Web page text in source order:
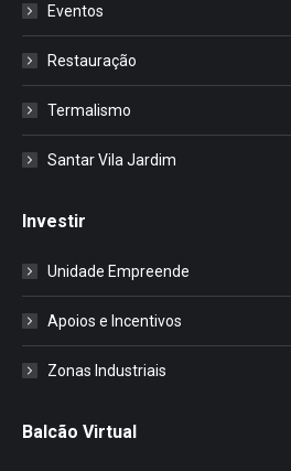
Eventos
Restauração
Termalismo
Santar Vila Jardim
Investir
Unidade Empreende
Apoios e Incentivos
Zonas Industriais
Balcão Virtual